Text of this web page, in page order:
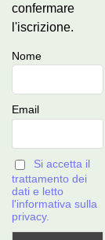
confermare
l'iscrizione.
Nome
Email
Si accetta il
trattamento dei
dati e letto
l'informativa sulla
privacy.